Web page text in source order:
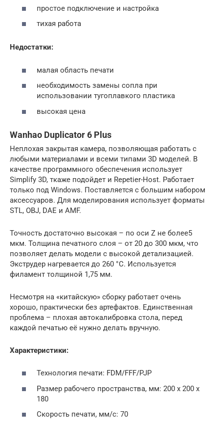
простое подключение и настройка
тихая работа
Недостатки:
малая область печати
необходимость замены сопла при
использовании тугоплавкого пластика
высокая цена
Wanhao Duplicator 6 Plus
Неплохая закрытая камера, позволяющая работать с
любыми материалами и всеми типами 3D моделей. В
качестве программного обеспечения использует
Simplify 3D, ткаже подойдет и Repetier-Host. Работает
только под Windows. Поставляется с большим набором
аксессуаров. Для моделирования использует форматы
STL, OBJ, DAE и AMF.
Точность достаточно высокая – по оси Z не более5
мкм. Толщина печатного слоя – от 20 до 300 мкм, что
позволяет делать модели с высокой детализацией.
Экструдер нагревается до 260 °С. Используется
филамент толщиной 1,75 мм.
Несмотря на «китайскую» сборку работает очень
хорошо, практически без артефактов. Единственная
проблема – плохая автокалибровка стола, перед
каждой печатью её нужно делать вручную.
Характеристики:
Технология печати: FDM/FFF/PJP
Размер рабочего пространства, мм: 200 х 200 х
180
Скорость печати, мм/с: 70